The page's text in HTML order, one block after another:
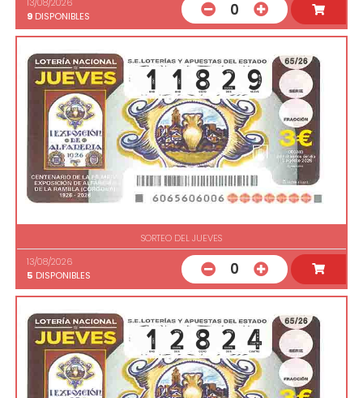
9 DISPONIBLES 0
SORTEO DEL JUEVES
13/08/2026
5 DISPONIBLES 0